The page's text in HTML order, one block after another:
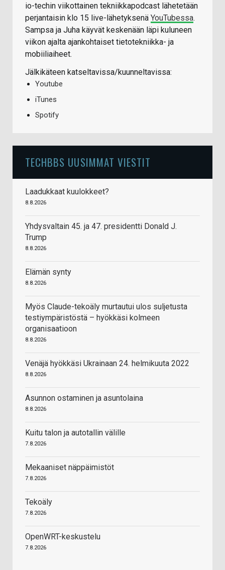
io-techin viikottainen tekniikkapodcast lähetetään
perjantaisin klo 15 live-lähetyksenä YouTubessa.
Sampsa ja Juha käyvät keskenään läpi kuluneen
viikon ajalta ajankohtaiset tietotekniikka- ja
mobiiliaiheet.
Jälkikäteen katseltavissa/kuunneltavissa:
Youtube
iTunes
Spotify
TECHBBS UUSIMMAT VIESTIT
Laadukkaat kuulokkeet?
8.8.2026
Yhdysvaltain 45. ja 47. presidentti Donald J.
Trump
8.8.2026
Elämän synty
8.8.2026
Myös Claude-tekoäly murtautui ulos suljetusta
testiympäristöstä – hyökkäsi kolmeen
organisaatioon
8.8.2026
Venäjä hyökkäsi Ukrainaan 24. helmikuuta 2022
8.8.2026
Asunnon ostaminen ja asuntolaina
8.8.2026
Kuitu talon ja autotallin välille
7.8.2026
Mekaaniset näppäimistöt
7.8.2026
Tekoäly
7.8.2026
OpenWRT-keskustelu
7.8.2026